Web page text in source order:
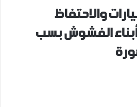
والاحتفاظ
الفشوش بسب